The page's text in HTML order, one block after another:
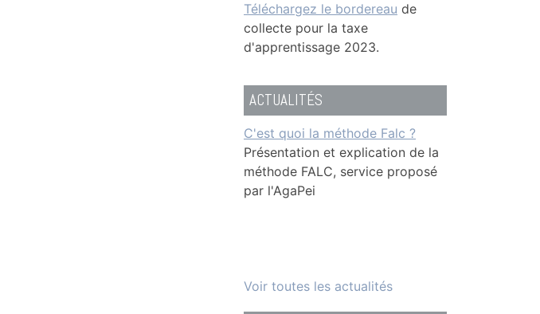
Téléchargez le bordereau de
collecte pour la taxe
d'apprentissage 2023.
ACTUALITÉS
2ème édition de T'CAP(h) dans la
Haute-Garonne et le Tarn
C'est quoi la méthode Falc ?
Présentation et explication de la
méthode FALC, service proposé
par l'AgaPei
Taxe apprentissage 2025
Voir toutes les actualités